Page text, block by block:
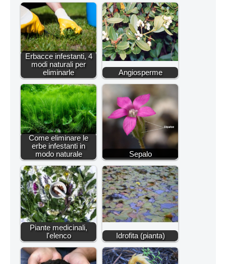
Erbacce infestanti, 4
modi naturali per
eliminarle
Angiosperme
Come eliminare le
erbe infestanti in
modo naturale
Sepalo
Piante medicinali,
l'elenco
Idrofita (pianta)